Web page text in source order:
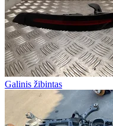
Galinis žibintas